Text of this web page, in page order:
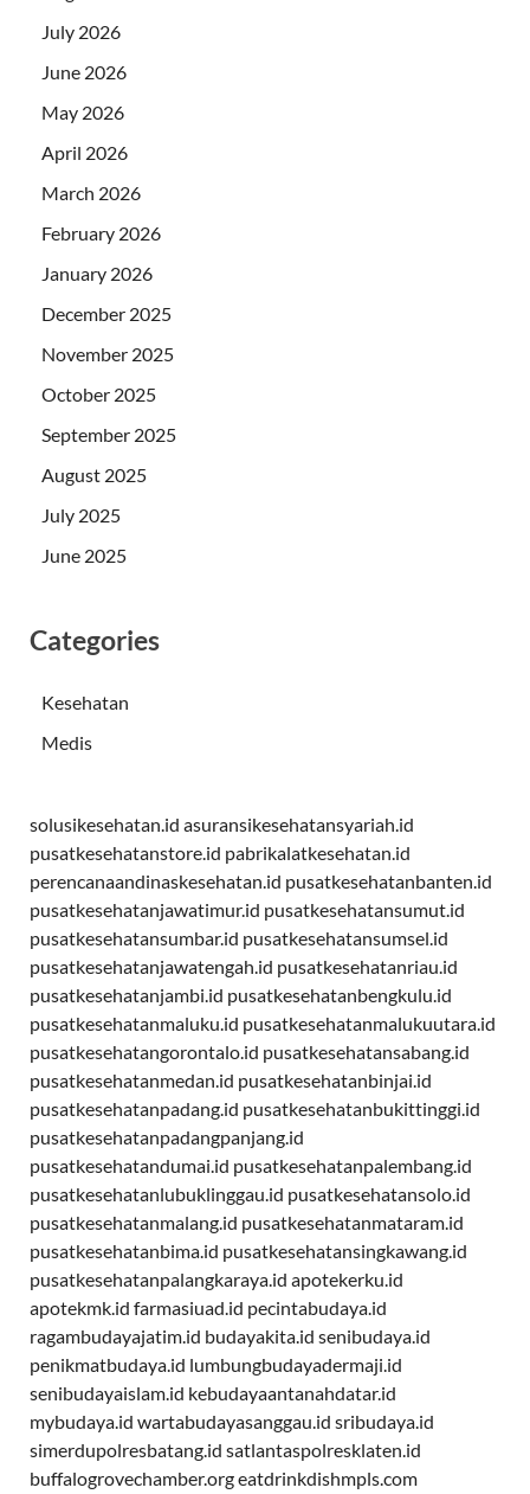
July 2026
June 2026
May 2026
April 2026
March 2026
February 2026
January 2026
December 2025
November 2025
October 2025
September 2025
August 2025
July 2025
June 2025
Categories
Kesehatan
Medis
solusikesehatan.id asuransikesehatansyariah.id
pusatkesehatanstore.id pabrikalatkesehatan.id
perencanaandinaskesehatan.id pusatkesehatanbanten.id
pusatkesehatanjawatimur.id pusatkesehatansumut.id
pusatkesehatansumbar.id pusatkesehatansumsel.id
pusatkesehatanjawatengah.id pusatkesehatanriau.id
pusatkesehatanjambi.id pusatkesehatanbengkulu.id
pusatkesehatanmaluku.id pusatkesehatanmalukuutara.id
pusatkesehatangorontalo.id pusatkesehatansabang.id
pusatkesehatanmedan.id pusatkesehatanbinjai.id
pusatkesehatanpadang.id pusatkesehatanbukittinggi.id
pusatkesehatanpadangpanjang.id
pusatkesehatandumai.id pusatkesehatanpalembang.id
pusatkesehatanlubuklinggau.id pusatkesehatansolo.id
pusatkesehatanmalang.id pusatkesehatanmataram.id
pusatkesehatanbima.id pusatkesehatansingkawang.id
pusatkesehatanpalangkaraya.id apotekerku.id
apotekmk.id farmasiuad.id pecintabudaya.id
ragambudayajatim.id budayakita.id senibudaya.id
penikmatbudaya.id lumbungbudayadermaji.id
senibudayaislam.id kebudayaantanahdatar.id
mybudaya.id wartabudayasanggau.id sribudaya.id
simerdupolresbatang.id satlantaspolresklaten.id
buffalogrovechamber.orgeatdrinkdishmpls.com